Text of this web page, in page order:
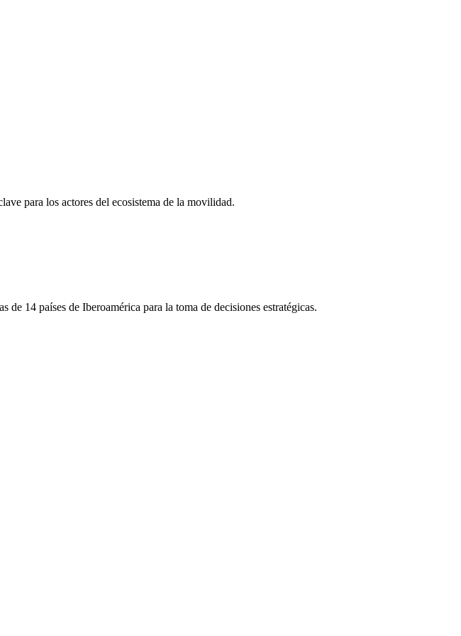
para los actores del ecosistema de la movilidad.
14 países de Iberoamérica para la toma de decisiones estratégicas.